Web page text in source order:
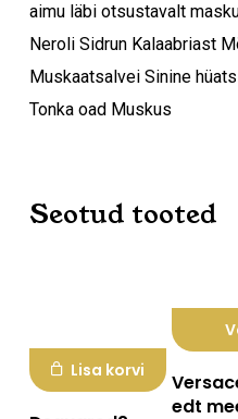
aimu läbi otsustavalt
Neroli Sidrun Kalaabriast
Muskaatsalvei Sinine
Tonka oad Muskus
Seotud tooted
Lisa korvi
tootel
edt